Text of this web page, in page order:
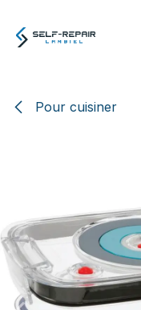
Pour cuisiner